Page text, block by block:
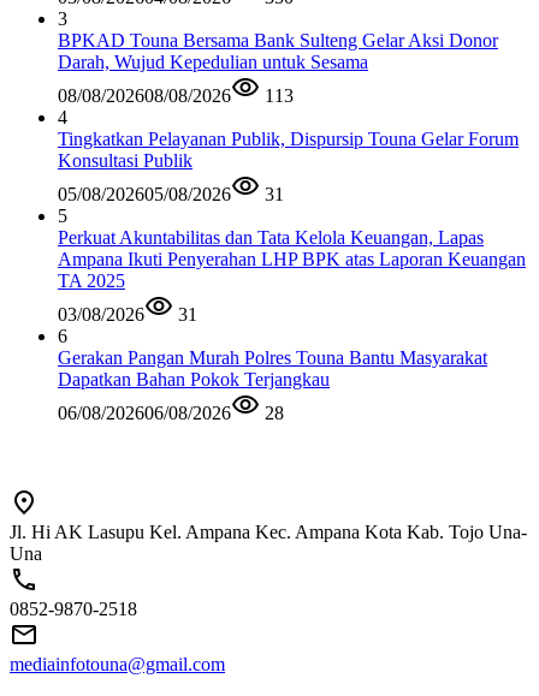
3
BPKAD Touna Bersama Bank Sulteng Gelar Aksi Donor
Darah, Wujud Kepedulian untuk Sesama
08/08/202608/08/2026
113
4
Tingkatkan Pelayanan Publik, Dispursip Touna Gelar Forum
Konsultasi Publik
05/08/202605/08/2026
31
5
Perkuat Akuntabilitas dan Tata Kelola Keuangan, Lapas
Ampana Ikuti Penyerahan LHP BPK atas Laporan Keuangan
TA 2025
03/08/2026
31
6
Gerakan Pangan Murah Polres Touna Bantu Masyarakat
Dapatkan Bahan Pokok Terjangkau
06/08/202606/08/2026 28
Jl. Hi AK Lasupu Kel. Ampana Kec. Ampana Kota Kab. Tojo Una-
Una
0852-9870-2518
mediainfotouna@gmail.com